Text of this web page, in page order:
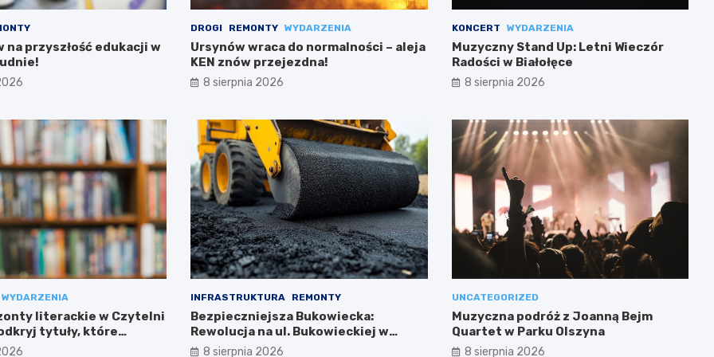
na przyszłość edukacji w
DROGI REMONTY WYDARZENIA
Ursynów wraca do normalności – aleja
KEN znów przejezdna!
8 sierpnia 2026
KONCERT WYDARZENIA
Muzyczny Stand Up: Letni Wieczór
Radości w Białołęce
8 sierpnia 2026
WYDARZENIA
literackie w Czytelni
tytuły, które
INFRASTRUKTURA REMONTY
Bezpieczniejsza Bukowiecka:
Rewolucja na ul. Bukowieckiej w
Targówku
8 sierpnia 2026
UNCATEGORIZED
Muzyczna podróż z Joanną Bejm
Quartet w Parku Olszyna
8 sierpnia 2026